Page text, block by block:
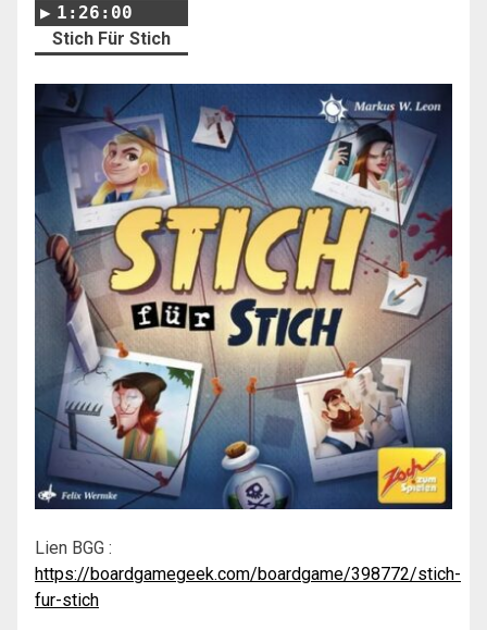
1:26:00
Stich Für Stich
Lien BGG :
https://boardgamegeek.com/boardgame/398772/stich-
fur-stich